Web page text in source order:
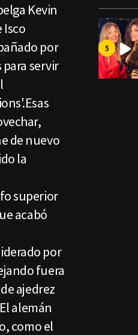
Kevin
Isco
por
para servir
de nuevo
la
superior
acabó
por
fuera
ajedrez
alemán
como el